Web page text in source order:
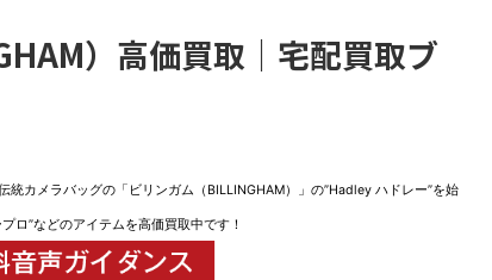
）高価買取｜宅配買取ブ
カメラバッグの「ビリンガム（BILLINGHAM）」の”Hadley ハドレー”を始
ロ”などのアイテムを高価買取中です！